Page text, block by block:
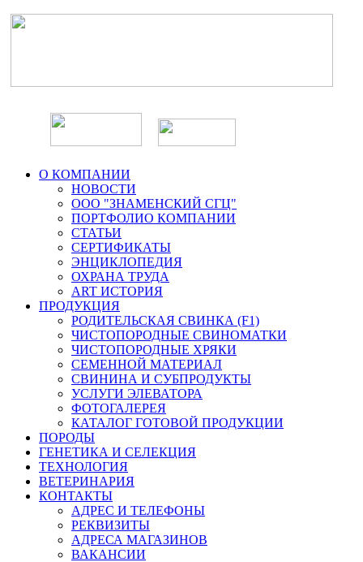
О КОМПАНИИ
НОВОСТИ
ООО "ЗНАМЕНСКИЙ СГЦ"
ПОРТФОЛИО КОМПАНИИ
СТАТЬИ
СЕРТИФИКАТЫ
ЭНЦИКЛОПЕДИЯ
ОХРАНА ТРУДА
ART ИСТОРИЯ
ПРОДУКЦИЯ
РОДИТЕЛЬСКАЯ СВИНКА (F1)
ЧИСТОПОРОДНЫЕ СВИНОМАТКИ
ЧИСТОПОРОДНЫЕ ХРЯКИ
СЕМЕННОЙ МАТЕРИАЛ
СВИНИНА И СУБПРОДУКТЫ
УСЛУГИ ЭЛЕВАТОРА
ФОТОГАЛЕРЕЯ
КАТАЛОГ ГОТОВОЙ ПРОДУКЦИИ
ПОРОДЫ
ГЕНЕТИКА И СЕЛЕКЦИЯ
ТЕХНОЛОГИЯ
ВЕТЕРИНАРИЯ
КОНТАКТЫ
АДРЕС И ТЕЛЕФОНЫ
РЕКВИЗИТЫ
АДРЕСА МАГАЗИНОВ
ВАКАНСИИ